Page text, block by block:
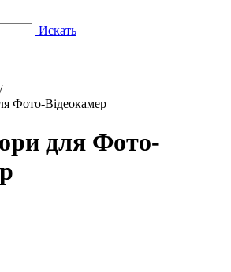
Искать
/
Фото-Відеокамер
для Фото-